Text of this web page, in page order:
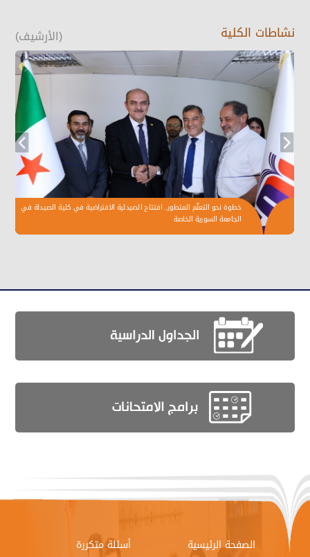
نشاطات الكلية (الأرشيف)
الصفحة الرئيسية
أسئلة متكررة